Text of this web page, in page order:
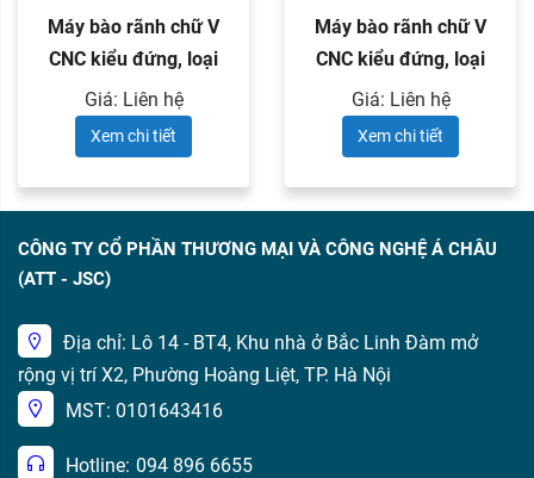
Máy bào rãnh chữ V
CNC kiểu đứng, loại
lưỡi ...
Giá: Liên hệ
Xem chi tiết
Máy bào rãnh chữ V
CNC kiểu đứng, loại
lưỡi ...
Giá: Liên hệ
Xem chi tiết
CÔNG TY CỔ PHẦN THƯƠNG MẠI VÀ CÔNG NGHỆ Á CHÂU
(ATT - JSC)
Địa chỉ: Lô 14 - BT4, Khu nhà ở Bắc Linh Đàm mở
rộng vị trí X2, Phường Hoàng Liệt, TP. Hà Nội
MST: 0101643416
Hotline: 094 896 6655